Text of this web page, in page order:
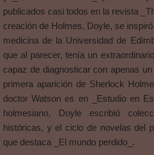
publicados casi todos en la revista
creación de Holmes, Doyle, se
medicina de la Universidad de
que al parecer, tenía un
capaz de diagnosticar con apenas
primera aparición de Sherlock
doctor Watson es en _Estudio en
holmesiano, Doyle escribió
históricas, y el ciclo de novelas del
que destaca _El mundo perdido_.